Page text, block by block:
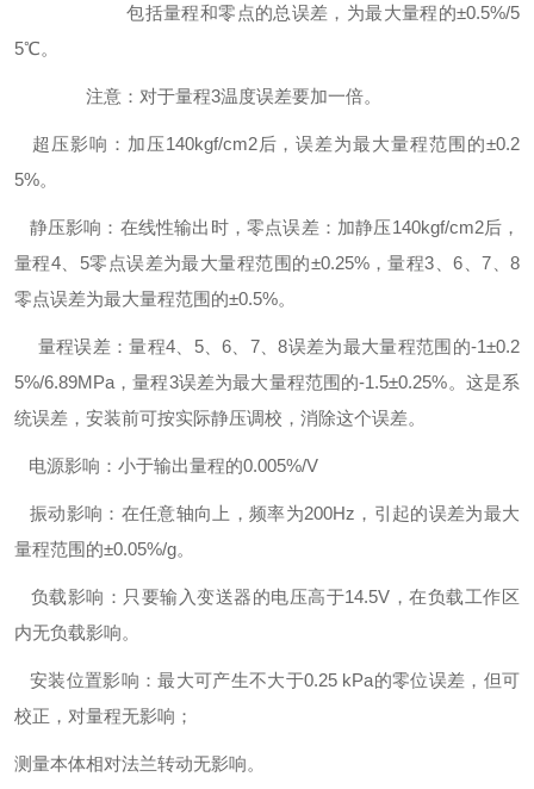
包括量程和零点的总误差，为最大量程的±0.5%/5
5℃。
注意：对于量程3温度误差要加一倍。
超压影响：加压140kgf/cm2后，误差为最大量程范围的±0.2
5%。
静压影响：在线性输出时，零点误差：加静压140kgf/cm2后，
量程4、5零点误差为最大量程范围的±0.25%，量程3、6、7、8
零点误差为最大量程范围的±0.5%。
量程误差：量程4、5、6、7、8误差为最大量程范围的-1±0.2
5%/6.89MPa，量程3误差为最大量程范围的-1.5±0.25%。这是系
统误差，安装前可按实际静压调校，消除这个误差。
电源影响：小于输出量程的0.005%/V
振动影响：在任意轴向上，频率为200Hz，引起的误差为最大
量程范围的±0.05%/g。
负载影响：只要输入变送器的电压高于14.5V，在负载工作区
内无负载影响。
安装位置影响：最大可产生不大于0.25 kPa的零位误差，但可
校正，对量程无影响；
测量本体相对法兰转动无影响。